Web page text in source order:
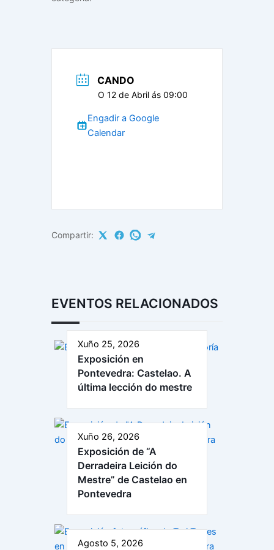
CANDO
O 12 de Abril ás 09:00
Engadir a Google
Calendar
Compartir:
EVENTOS RELACIONADOS
Xuño 25, 2026
Exposición en
Pontevedra: Castelao. A
última lección do mestre
Xuño 26, 2026
Exposición de “A
Derradeira Leición do
Mestre” de Castelao en
Pontevedra
Agosto 5, 2026